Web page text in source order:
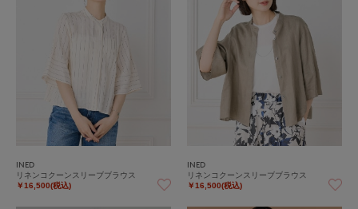
INED
リネンコクーンスリーブブラウス
￥16,500(税込)
INED
リネンコクーンスリーブブラウス
￥16,500(税込)